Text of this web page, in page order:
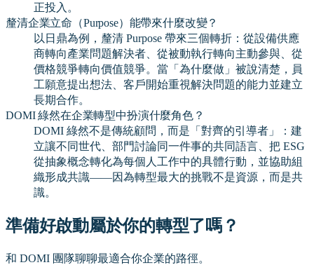
正投入。
釐清企業立命（Purpose）能帶來什麼改變？
以日鼎為例，釐清 Purpose 帶來三個轉折：從設備供應
商轉向產業問題解決者、從被動執行轉向主動參與、從
價格競爭轉向價值競爭。當「為什麼做」被說清楚，員
工願意提出想法、客戶開始重視解決問題的能力並建立
長期合作。
DOMI 綠然在企業轉型中扮演什麼角色？
DOMI 綠然不是傳統顧問，而是「對齊的引導者」：建
立讓不同世代、部門討論同一件事的共同語言、把 ESG
從抽象概念轉化為每個人工作中的具體行動，並協助組
織形成共識——因為轉型最大的挑戰不是資源，而是共
識。
準備好啟動屬於你的轉型了嗎？
和 DOMI 團隊聊聊最適合你企業的路徑。